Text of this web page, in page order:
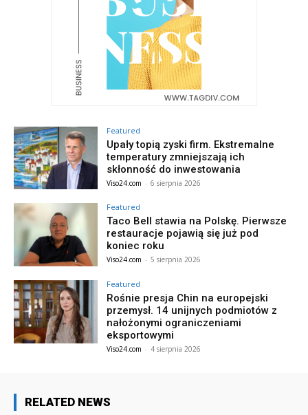
Featured
Upały topią zyski firm. Ekstremalne
temperatury zmniejszają ich
skłonność do inwestowania
Viso24.com - 6 sierpnia 2026
Featured
Taco Bell stawia na Polskę. Pierwsze
restauracje pojawią się już pod
koniec roku
Viso24.com - 5 sierpnia 2026
Featured
Rośnie presja Chin na europejski
przemysł. 14 unijnych podmiotów z
nałożonymi ograniczeniami
eksportowymi
Viso24.com - 4 sierpnia 2026
RELATED NEWS